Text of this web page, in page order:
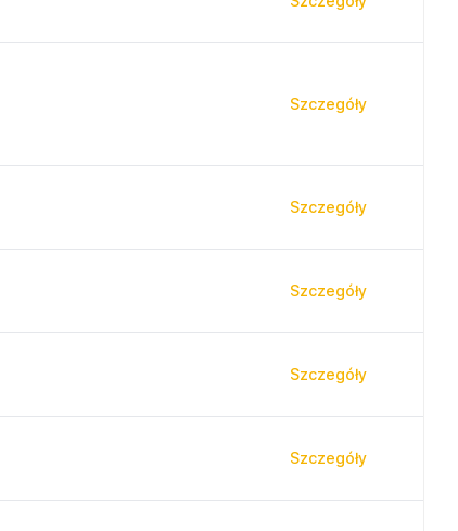
Szczegóły
Szczegóły
Szczegóły
Szczegóły
Szczegóły